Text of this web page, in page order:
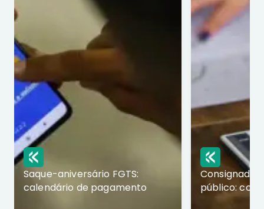
Saque-aniversário FGTS:
calendário de pagamento
Consignado
público: